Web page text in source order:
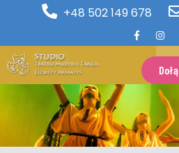
+48 502 149 678